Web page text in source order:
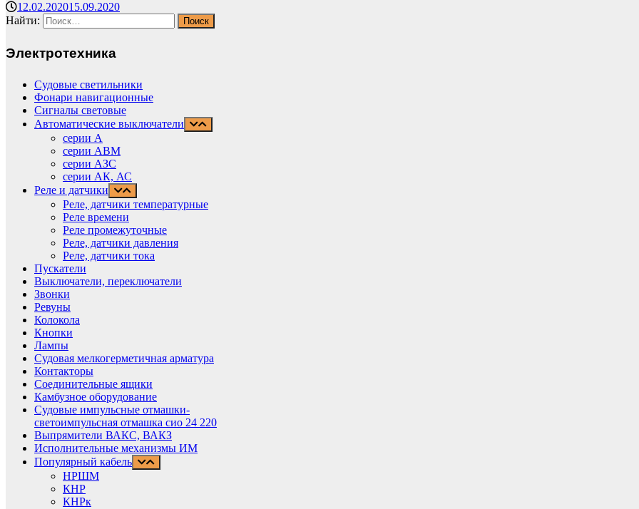
12.02.202015.09.2020
Найти:
Электротехника
Судовые светильники
Фонари навигационные
Сигналы световые
Автоматические выключатели
серии А
серии АВМ
cерии АЗС
серии АК, АС
Реле и датчики
Реле, датчики температурные
Реле времени
Реле промежуточные
Реле, датчики давления
Реле, датчики тока
Пускатели
Выключатели, переключатели
Звонки
Ревуны
Колокола
Кнопки
Лампы
Судовая мелкогерметичная арматура
Контакторы
Соединительные ящики
Камбузное оборудование
Судовые импульсные отмашки-
светоимпульсная отмашка сио 24 220
Выпрямители ВАКС, ВАКЗ
Исполнительные механизмы ИМ
Популярный кабель
НРШМ
КНР
КНРк